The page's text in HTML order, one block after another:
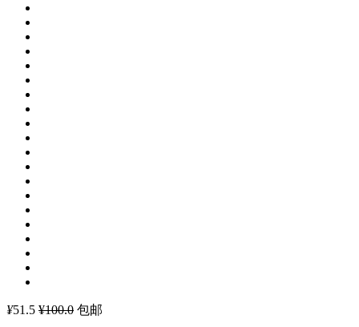
¥51.5 ¥100.0 包邮